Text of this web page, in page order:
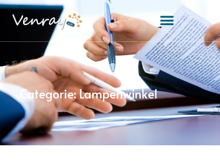
Categorie: Lampenwinkel